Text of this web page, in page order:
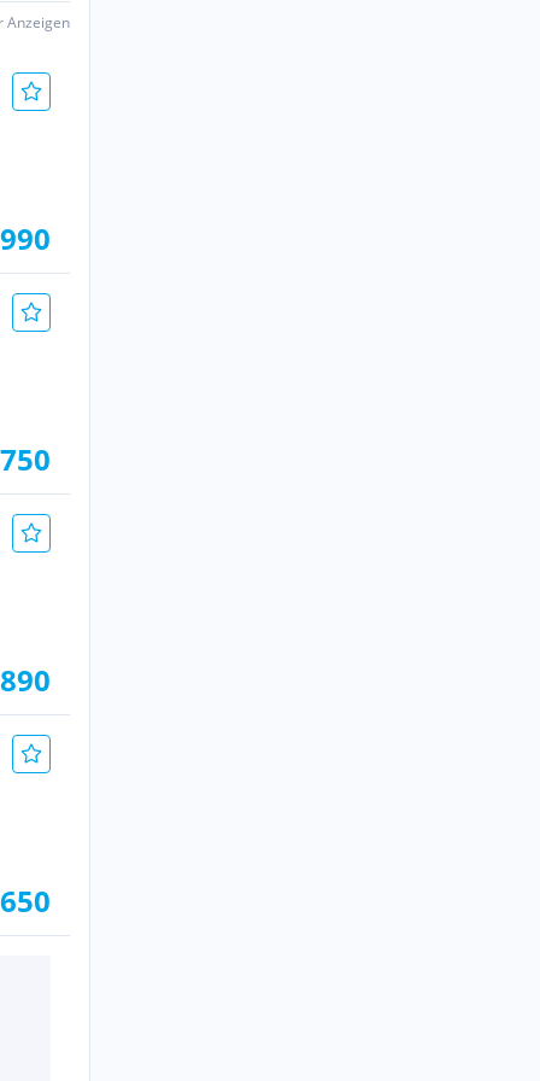
Anzeigen